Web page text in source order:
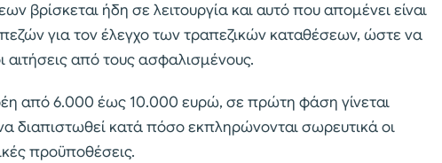
βρίσκεται ήδη σε λειτουργία και αυτό που απομένει είναι
για τον έλεγχο των τραπεζικών καταθέσεων, ώστε να
αιτήσεις από τους ασφαλισμένους.
από 6.000 έως 10.000 ευρώ, σε πρώτη φάση γίνεται
διαπιστωθεί κατά πόσο εκπληρώνονται σωρευτικά οι
προϋποθέσεις.